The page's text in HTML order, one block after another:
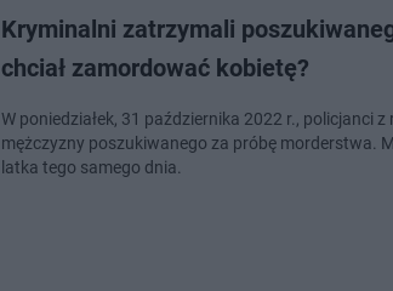
Kryminalni zatrzymali
chciał zamordować kobietę?
W poniedziałek, 31 października 2022 r., policjanci
mężczyzny poszukiwanego za próbę morderstwa.
latka tego samego dnia.